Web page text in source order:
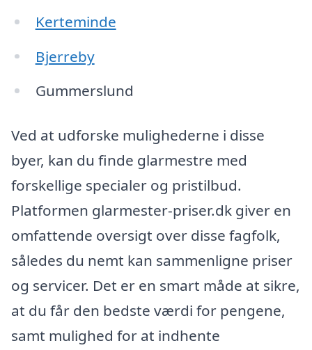
Kerteminde
Bjerreby
Gummerslund
Ved at udforske mulighederne i disse
byer, kan du finde glarmestre med
forskellige specialer og pristilbud.
Platformen glarmester-priser.dk giver en
omfattende oversigt over disse fagfolk,
således du nemt kan sammenligne priser
og servicer. Det er en smart måde at sikre,
at du får den bedste værdi for pengene,
samt mulighed for at indhente